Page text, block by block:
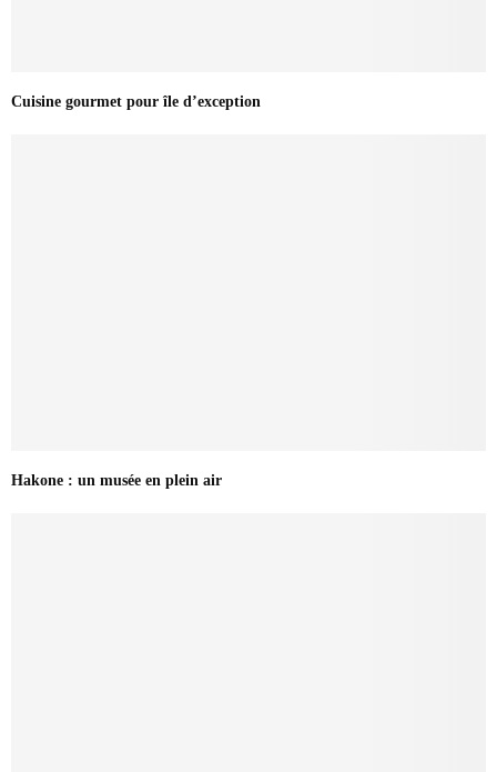
Cuisine gourmet pour île d’exception
Hakone : un musée en plein air